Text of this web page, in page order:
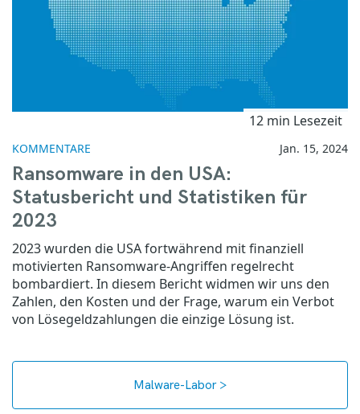
12 min Lesezeit
Jan. 15, 2024
KOMMENTARE
Ransomware in den USA:
Statusbericht und Statistiken für
2023
2023 wurden die USA fortwährend mit finanziell
motivierten Ransomware-Angriffen regelrecht
bombardiert. In diesem Bericht widmen wir uns den
Zahlen, den Kosten und der Frage, warum ein Verbot
von Lösegeldzahlungen die einzige Lösung ist.
Malware-Labor >